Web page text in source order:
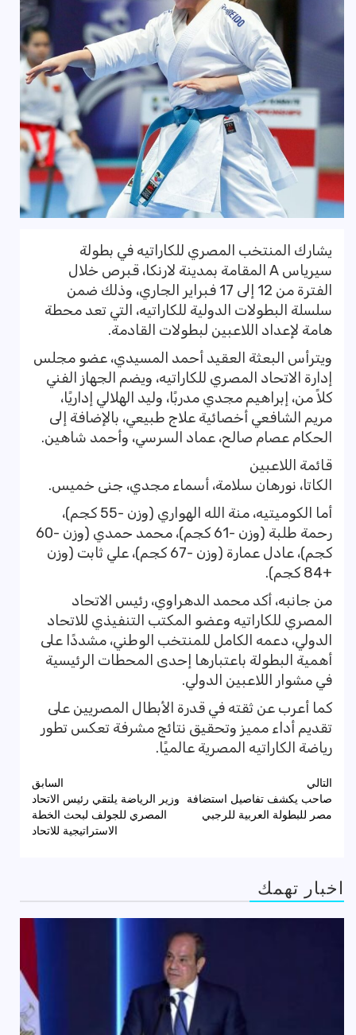
يشارك المنتخب المصري للكاراتيه في بطولة
سيرياس A المقامة بمدينة لارنكا، قبرص خلال
الفترة من 12 إلى 17 فبراير الجاري، وذلك ضمن
سلسلة البطولات الدولية للكاراتيه، التي تعد محطة
هامة لإعداد اللاعبين لبطولات القادمة.
ويترأس البعثة العقيد أحمد المسيدي، عضو مجلس
إدارة الاتحاد المصري للكاراتيه، ويضم الجهاز الفني
كلاً من، إبراهيم مجدي مدربًا، وليد الهلالي إداريًا،
مريم الشافعي أخصائية علاج طبيعي، بالإضافة إلى
الحكام عصام صالح، عماد السرسي، وأحمد شاهين.
قائمة اللاعبين
الكاتا، نورهان سلامة، أسماء مجدي، جنى خميس.
أما الكوميتيه، منة الله الهواري (وزن -55 كجم)،
رحمة طلبة (وزن -61 كجم)، محمد حمدي (وزن -60
كجم)، عادل عمارة (وزن -67 كجم)، علي ثابت (وزن
+84 كجم).
من جانبه، أكد محمد الدهراوي، رئيس الاتحاد
المصري للكاراتيه وعضو المكتب التنفيذي للاتحاد
الدولي، دعمه الكامل للمنتخب الوطني، مشددًا على
أهمية البطولة باعتبارها إحدى المحطات الرئيسية
في مشوار اللاعبين الدولي.
كما أعرب عن ثقته في قدرة الأبطال المصريين على
تقديم أداء مميز وتحقيق نتائج مشرفة تعكس تطور
رياضة الكاراتيه المصرية عالميًا.
تصفّح
المقالات
السابق
وزير الرياضة يلتقي رئيس الاتحاد
المصري للجولف لبحث الخطة
الاستراتيجية للاتحاد
التالي
صاحب يكشف تفاصيل استضافة
مصر للبطولة العربية للرجبي
اخبار تهمك